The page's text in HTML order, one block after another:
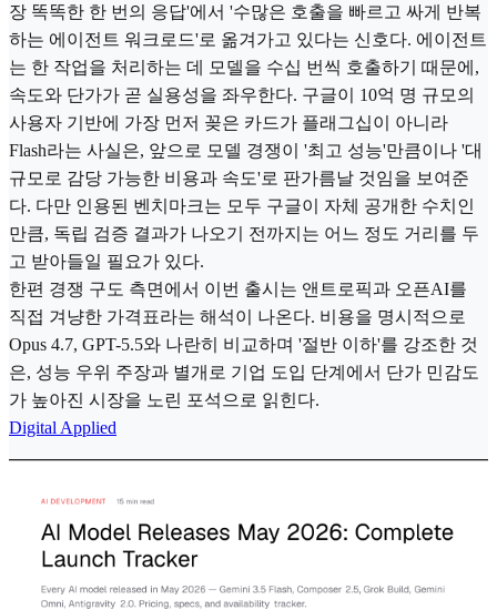
장 똑똑한 한 번의 응답'에서 '수많은 호출을 빠르고 싸게 반복
하는 에이전트 워크로드'로 옮겨가고 있다는 신호다. 에이전트
는 한 작업을 처리하는 데 모델을 수십 번씩 호출하기 때문에,
속도와 단가가 곧 실용성을 좌우한다. 구글이 10억 명 규모의
사용자 기반에 가장 먼저 꽂은 카드가 플래그십이 아니라
Flash라는 사실은, 앞으로 모델 경쟁이 '최고 성능'만큼이나 '대
규모로 감당 가능한 비용과 속도'로 판가름날 것임을 보여준
다. 다만 인용된 벤치마크는 모두 구글이 자체 공개한 수치인
만큼, 독립 검증 결과가 나오기 전까지는 어느 정도 거리를 두
고 받아들일 필요가 있다.
한편 경쟁 구도 측면에서 이번 출시는 앤트로픽과 오픈AI를
직접 겨냥한 가격표라는 해석이 나온다. 비용을 명시적으로
Opus 4.7, GPT-5.5와 나란히 비교하며 '절반 이하'를 강조한 것
은, 성능 우위 주장과 별개로 기업 도입 단계에서 단가 민감도
가 높아진 시장을 노린 포석으로 읽힌다.
Digital Applied